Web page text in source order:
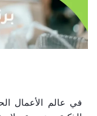
في عالم الأعمال